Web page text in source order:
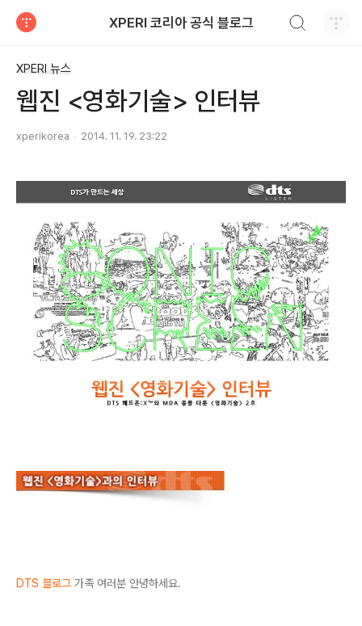
XPERI 코리아 공식 블로그
XPERI 뉴스
웹진 <영화기술> 인터뷰
xperikorea 2014. 11. 19. 23:22
DTS 블로그 가족 여러분 안녕하세요.